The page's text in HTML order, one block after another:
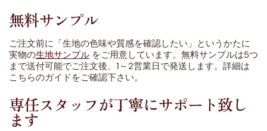
無料サンプル
ご注文前に「生地の色味や質感を確認したい」というかたに
実物の生地サンプル をご用意しています。無料サンプルは5つ
まで送付可能でご注文後、1～2営業日で発送します。詳細は
こちらのガイドをご確認下さい。
専任スタッフが丁寧にサポート致し
ます